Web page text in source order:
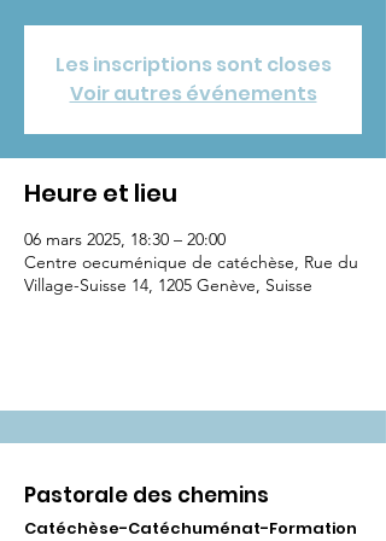
Les inscriptions sont closes
Voir autres événements
Heure et lieu
06 mars 2025, 18:30 – 20:00
Centre oecuménique de catéchèse, Rue du
Village-Suisse 14, 1205 Genève, Suisse
Pastorale des chemins
Catéchèse-Catéchuménat-Formation